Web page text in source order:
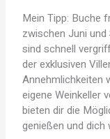
Mein Tipp: Buche
zwischen Juni
sind schnell
der exklusiven
Annehmlichkeiten
eigene Weinkeller
bieten dir die
genießen und dich